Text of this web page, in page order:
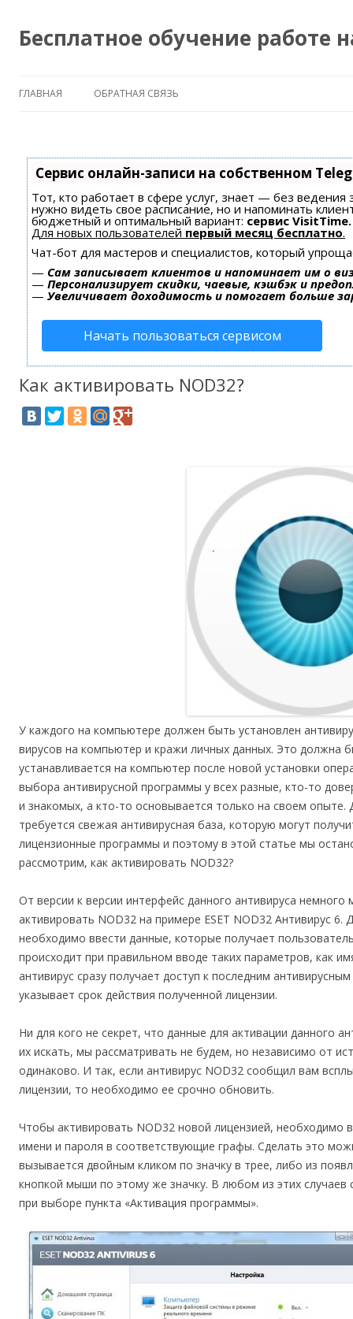
Бесплатное обучение работе
ГЛАВНАЯ ОБРАТНАЯ СВЯЗЬ
Сервис онлайн-записи на собственном
Тот, кто работает в сфере услуг, знает — без ведения
нужно видеть свое расписание, но и напоминать
бюджетный и оптимальный вариант: сервис VisitTime.
Для новых пользователей первый месяц бесплатно.
Чат-бот для мастеров и специалистов, который
— Сам записывает клиентов и напоминает им о
— Персонализирует скидки, чаевые, кэшбэк и
— Увеличивает доходимость и помогает больше
Начать пользоваться сервисом
Как активировать NOD32?
У каждого на компьютере должен быть установлен
вирусов на компьютер и кражи личных данных. Это должна
устанавливается на компьютер после новой установки
выбора антивирусной программы у всех разные, кто-то
и знакомых, а кто-то основывается только на своем
требуется свежая антивирусная база, которую могут
лицензионные программы и поэтому в этой статье мы
рассмотрим, как активировать NOD32?
От версии к версии интерфейс данного антивируса
активировать NOD32 на примере ESET NOD32 Антивирус 6.
необходимо ввести данные, которые получает
происходит при правильном вводе таких параметров, как
антивирус сразу получает доступ к последним
указывает срок действия полученной лицензии.
Ни для кого не секрет, что данные для активации данного
их искать, мы рассматривать не будем, но независимо от
одинаково. И так, если антивирус NOD32 сообщил вам
лицензии, то необходимо ее срочно обновить.
Чтобы активировать NOD32 новой лицензией, необходимо
имени и пароля в соответствующие графы. Сделать это
вызывается двойным кликом по значку в трее, либо из
кнопкой мыши по этому же значку. В любом из этих
при выборе пункта «Активация программы».